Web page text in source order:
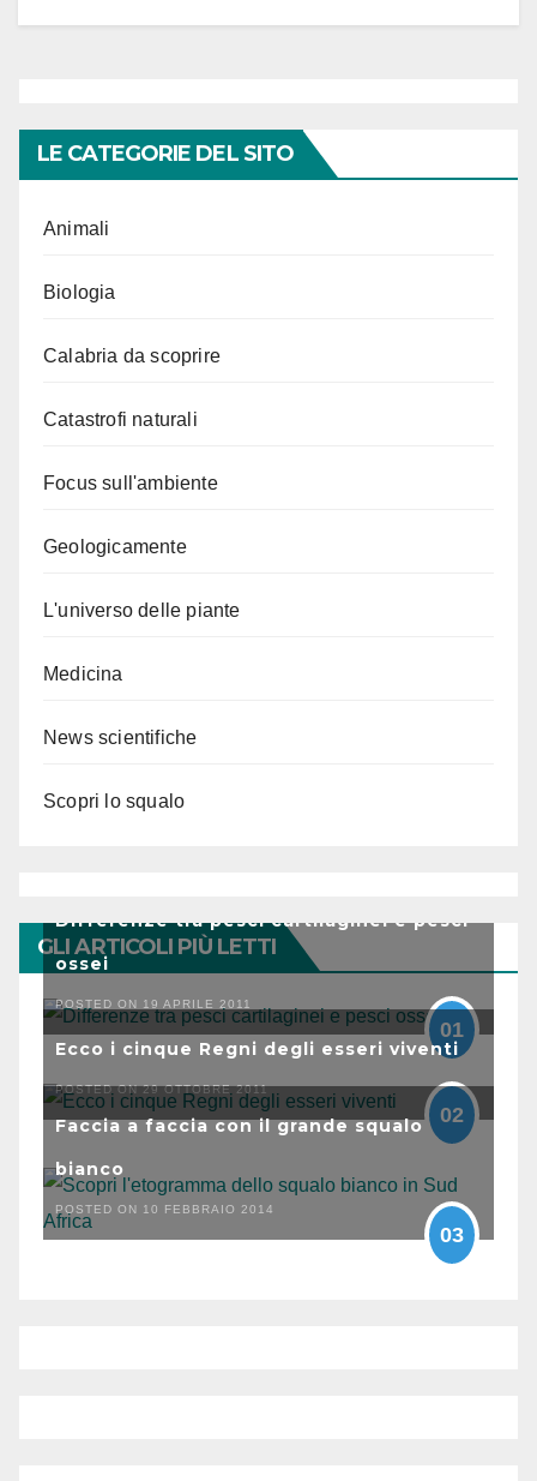
LE CATEGORIE DEL SITO
Animali
Biologia
Calabria da scoprire
Catastrofi naturali
Focus sull'ambiente
Geologicamente
L'universo delle piante
Medicina
News scientifiche
Scopri lo squalo
GLI ARTICOLI PIÙ LETTI
Differenze tra pesci cartilaginei e pesci
ossei
POSTED ON 19 APRILE 2011
01
Ecco i cinque Regni degli esseri viventi
POSTED ON 29 OTTOBRE 2011
02
Faccia a faccia con il grande squalo
bianco
POSTED ON 10 FEBBRAIO 2014
03